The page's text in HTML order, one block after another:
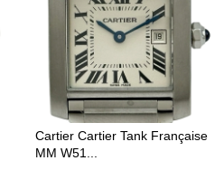
Cartier Cartier Tank Française
MM W51...